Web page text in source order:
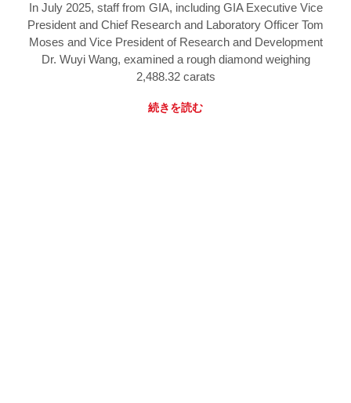
In July 2025, staff from GIA, including GIA Executive Vice
President and Chief Research and Laboratory Officer Tom
Moses and Vice President of Research and Development
Dr. Wuyi Wang, examined a rough diamond weighing
2,488.32 carats
続きを読む